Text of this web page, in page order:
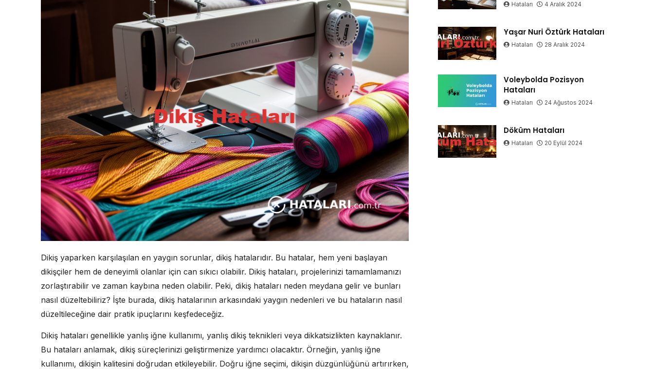
Dikiş yaparken karşılaşılan en yaygın sorunlar, dikiş hatalarıdır. Bu hatalar, hem yeni başlayan
dikişçiler hem de deneyimli olanlar için can sıkıcı olabilir. Dikiş hataları, projelerinizi tamamlamanızı
zorlaştırabilir ve zaman kaybına neden olabilir. Peki, dikiş hataları neden meydana gelir ve bunları
nasıl düzeltebiliriz? İşte burada, dikiş hatalarının arkasındaki yaygın nedenleri ve bu hataların nasıl
düzeltileceğine dair pratik ipuçlarını keşfedeceğiz.
Dikiş hataları genellikle yanlış iğne kullanımı, yanlış dikiş teknikleri veya dikkatsizlikten kaynaklanır.
Bu hataları anlamak, dikiş süreçlerinizi geliştirmenize yardımcı olacaktır. Örneğin, yanlış iğne
kullanımı, dikişin kalitesini doğrudan etkileyebilir. Doğru iğne seçimi, dikişin düzgünlüğünü artırırken,
Hataları 4 Aralık 2024
Yaşar Nuri Öztürk Hataları
Hataları 28 Aralık 2024
Voleybolda Pozisyon
Hataları
Hataları 24 Ağustos 2024
Döküm Hataları
Hataları 20 Eylül 2024